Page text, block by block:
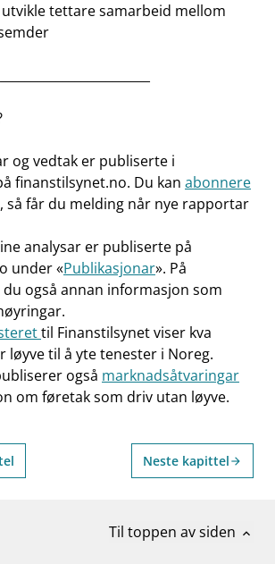
tettare samarbeid mellom
og vedtak er publiserte i
finanstilsynet.no. Du kan abonnere
, så får du melding når nye rapportar
analysar er publiserte på
under «Publikasjonar». På
også annan informasjon som
til Finanstilsynet viser kva
løyve til å yte tenester i Noreg.
også marknadsåtvaringar
om føretak som driv utan løyve.
Neste kapittel arrow_forward
Til toppen av siden expand_less